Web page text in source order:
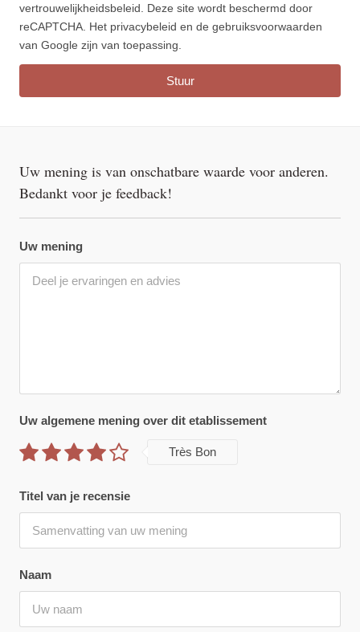
vertrouwelijkheidsbeleid.
Deze site wordt beschermd door
reCAPTCHA. Het privacybeleid en de gebruiksvoorwaarden
van Google zijn van toepassing.
Uw mening is van onschatbare waarde voor anderen.
Bedankt voor je feedback!
Uw mening
Naam
Uw algemene mening over dit etablissement
Très Bon
Titel van je recensie